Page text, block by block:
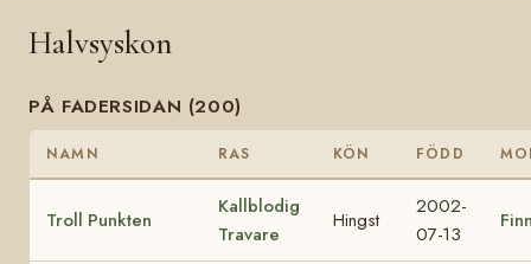
Halvsyskon
PÅ FADERSIDAN (200)
NAMN RAS KÖN FÖDD
Troll Punkten
Kallblodig
Travare
Hingst
2002-
07-13